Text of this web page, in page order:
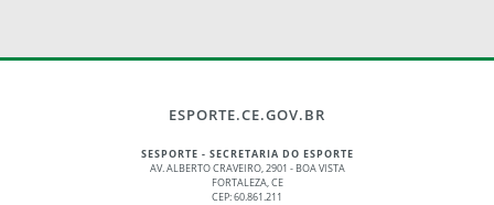
ESPORTE.CE.GOV.BR
SESPORTE - SECRETARIA DO ESPORTE
AV. ALBERTO CRAVEIRO, 2901 - BOA VISTA
FORTALEZA, CE
CEP: 60.861.211